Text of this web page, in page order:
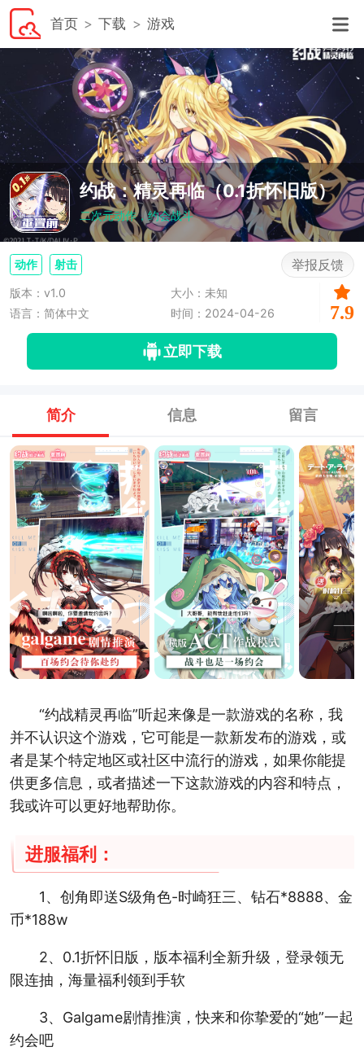
首页 下载 游戏
约战：精灵再临（0.1折怀旧版）
二次元动作，约会战斗
动作 射击 举报反馈
版本：v1.0
大小：未知
语言：简体中文
时间：2024-04-26 7.9
立即下载
简介 信息 留言
“约战精灵再临”听起来像是一款游戏的名称，我
并不认识这个游戏，它可能是一款新发布的游戏，或
者是某个特定地区或社区中流行的游戏，如果你能提
供更多信息，或者描述一下这款游戏的内容和特点，
我或许可以更好地帮助你。
进服福利：
1、创角即送S级角色-时崎狂三、钻石*8888、金
币*188w
2、0.1折怀旧版，版本福利全新升级，登录领无
限连抽，海量福利领到手软
3、Galgame剧情推演，快来和你挚爱的“她”一起
约会吧